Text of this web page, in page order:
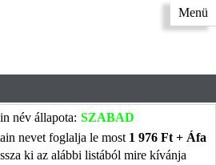
Menü
név állapota: SZABAD
nevet foglalja le most 1 976 Ft + Áfa
ki az alábbi listából mire kívánja